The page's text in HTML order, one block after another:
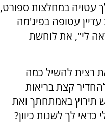
עטויה במחלצות ספורט,
עטופה בפיג'מה
לי", את לוחשת
רצית להשיל כמה
קצת בריאות
תירוץ באמתחתך ואת
לך לשנות כיוון?